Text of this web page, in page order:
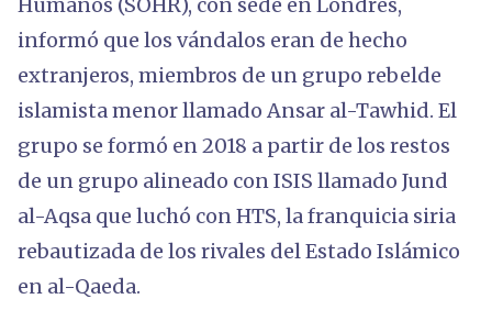
informó que los vándalos eran de hecho
extranjeros, miembros de un grupo rebelde
islamista menor llamado Ansar al-Tawhid. El
grupo se formó en 2018 a partir de los restos
de un grupo alineado con ISIS llamado Jund
al-Aqsa que luchó con HTS, la franquicia siria
rebautizada de los rivales del Estado Islámico
en al-Qaeda.